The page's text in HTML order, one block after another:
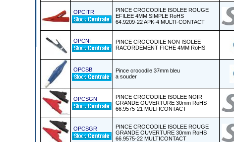
OPCITR
PINCE CROCODILE ISOLEE ROUGE
EFILEE 4MM SIMPLE RoHS
64.9209-22 APK-4 MULTI-CONTACT
OPCNI
PINCE CROCODILE NON ISOLEE
RACORDEMENT FICHE 4MM RoHS
OPCSB
Pince crocodile 37mm bleu
a souder
OPCSGN
PINCE CROCODILE ISOLEE NOIR
GRANDE OUVERTURE 30mm RoHS
66.9575-21 MULTICONTACT
OPCSGR
PINCE CROCODILE ISOLEE ROUGE
GRANDE OUVERTURE 30mm RoHS
66.9575-22 MULTICONTACT